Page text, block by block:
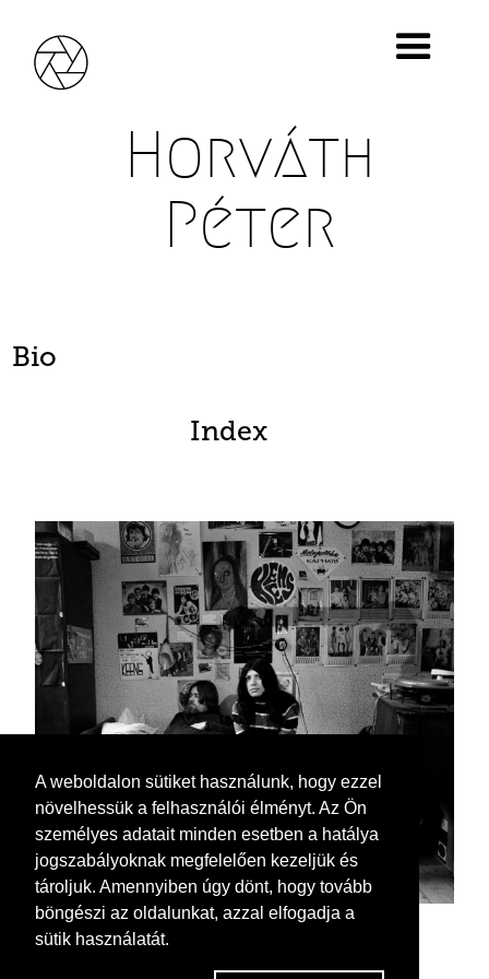
A weboldalon sütiket használunk, hogy ezzel
növelhessük a felhasználói élményt. Az Ön
személyes adatait minden esetben a hatálya
jogszabályoknak megfelelően kezeljük és
tároljuk. Amennyiben úgy dönt, hogy tovább
böngészi az oldalunkat, azzal elfogadja a
sütik használatát.
Horváth
Péter
Bio
Index